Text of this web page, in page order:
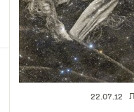
22.07.12